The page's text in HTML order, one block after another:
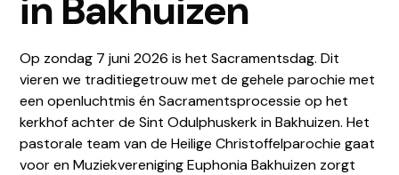
Op zondag 7 juni 2026 is het Sacramentsdag. Dit
vieren we traditiegetrouw met de gehele parochie met
een openluchtmis én Sacramentsprocessie op het
kerkhof achter de Sint Odulphuskerk in Bakhuizen. Het
pastorale team van de Heilige Christoffelparochie gaat
voor en Muziekvereniging Euphonia Bakhuizen zorgt